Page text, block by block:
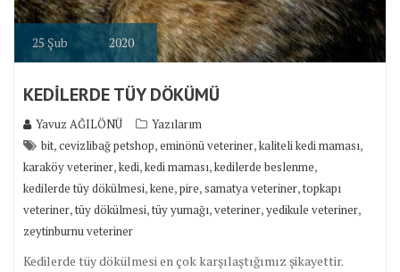
25 Şub 2020
KEDİLERDE TÜY DÖKÜMÜ
Yavuz AĞILÖNÜ
Yazılarım
bit,cevizlibağ petshop,eminönü veteriner,kaliteli kedi maması,
karaköy veteriner,kedi,kedi maması,kedilerde beslenme,
kedilerde tüy dökülmesi,kene,pire,samatya veteriner,topkapı
veteriner,tüy dökülmesi,tüy yumağı,veteriner,yedikule veteriner,
zeytinburnu veteriner
Kedilerde tüy dökülmesi en çok karşılaştığımız şikayettir.